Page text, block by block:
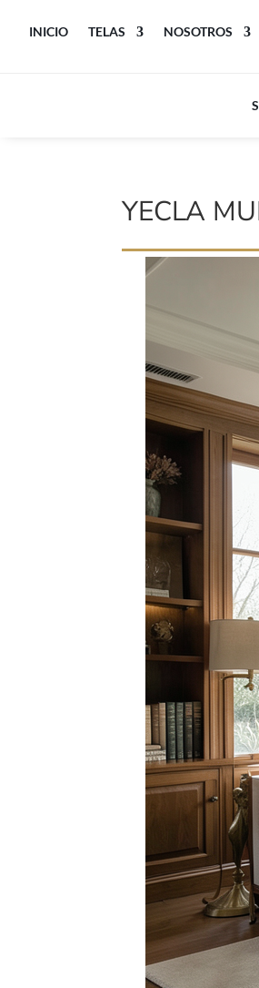
INICIO TELAS NOSOTROS
YECLA